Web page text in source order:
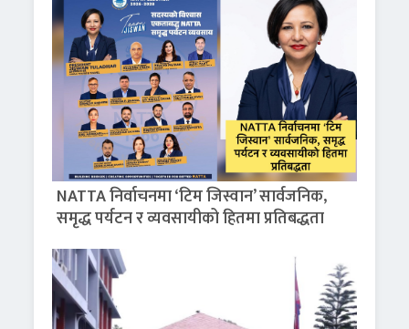
NATTA निर्वाचनमा ‘टिम जिस्वान’ सार्वजनिक,
समृद्ध पर्यटन र व्यवसायीको हितमा प्रतिबद्धता